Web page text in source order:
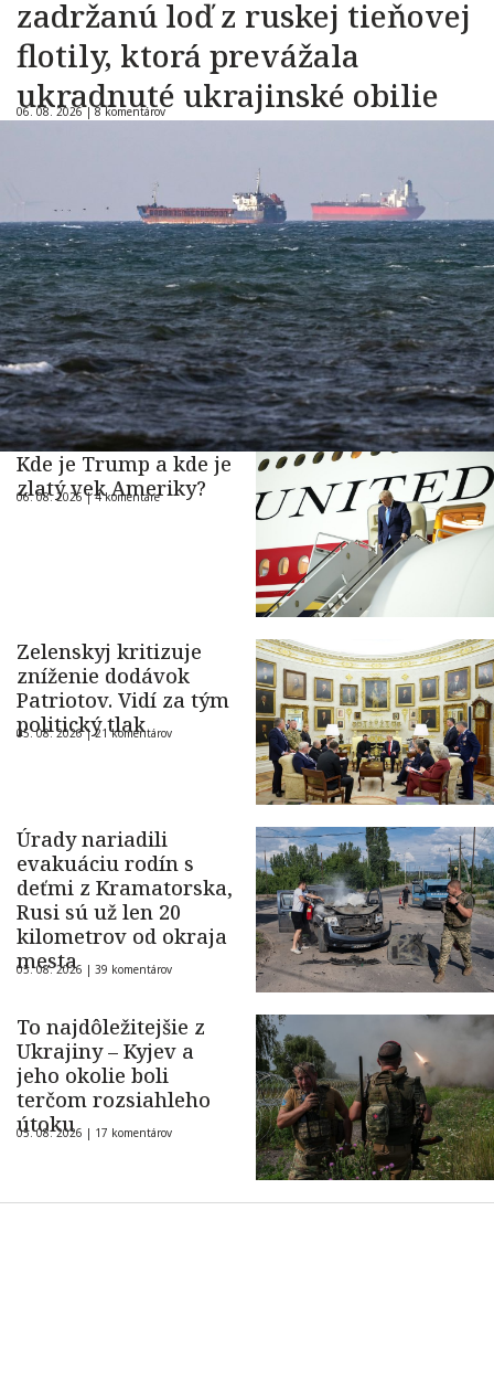
zadržanú loď z ruskej tieňovej
flotily, ktorá prevážala
ukradnuté ukrajinské obilie
06. 08. 2026 |8 komentárov
Kde je Trump a kde je
zlatý vek Ameriky?
06. 08. 2026 |4 komentáre
Zelenskyj kritizuje
zníženie dodávok
Patriotov. Vidí za tým
politický tlak
05. 08. 2026 |21 komentárov
Úrady nariadili
evakuáciu rodín s
deťmi z Kramatorska,
Rusi sú už len 20
kilometrov od okraja
mesta
05. 08. 2026 | 39 komentárov
To najdôležitejšie z
Ukrajiny – Kyjev a
jeho okolie boli
terčom rozsiahleho
útoku
05. 08. 2026 | 17 komentárov